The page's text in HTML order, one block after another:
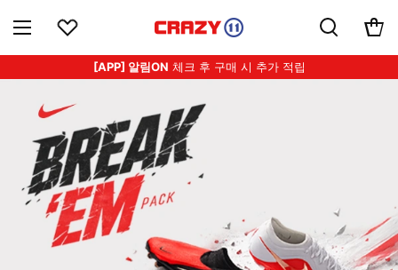
[APP] 알림ON 체크 후 구매 시 추가 적립